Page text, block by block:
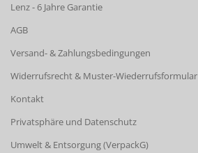
Lenz - 6 Jahre Garantie
AGB
Versand- & Zahlungsbedingungen
Widerrufsrecht & Muster-Wiederrufsformular
Kontakt
Privatsphäre und Datenschutz
Umwelt & Entsorgung (VerpackG)